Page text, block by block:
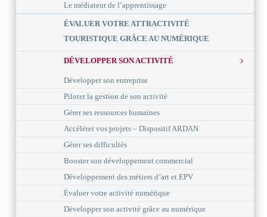
Le médiateur de l’apprentissage
ÉVALUER VOTRE ATTRACTIVITÉ
TOURISTIQUE GRÂCE AU NUMÉRIQUE
DÉVELOPPER SON ACTIVITÉ
Développer son entreprise
Piloter la gestion de son activité
Gérer ses ressources humaines
Accélérer vos projets – Dispositif ARDAN
Gérer ses difficultés
Booster son développement commercial
Développement des métiers d’art et EPV
Évaluer votre activité numérique
Développer son activité grâce au numérique